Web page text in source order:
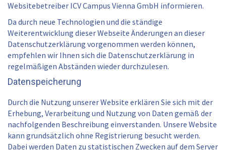
Websitebetreiber ICV Campus Vienna GmbH informieren.
Da durch neue Technologien und die ständige
Weiterentwicklung dieser Webseite Änderungen an dieser
Datenschutzerklärung vorgenommen werden können,
empfehlen wir Ihnen sich die Datenschutzerklärung in
regelmäßigen Abständen wieder durchzulesen.
Datenspeicherung
Durch die Nutzung unserer Website erklären Sie sich mit der
Erhebung, Verarbeitung und Nutzung von Daten gemäß der
nachfolgenden Beschreibung einverstanden. Unsere Website
kann grundsätzlich ohne Registrierung besucht werden.
Dabei werden Daten zu statistischen Zwecken auf dem Server